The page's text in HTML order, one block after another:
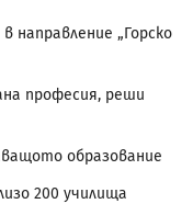
направление „Горско
професия, реши
образование
200 училища